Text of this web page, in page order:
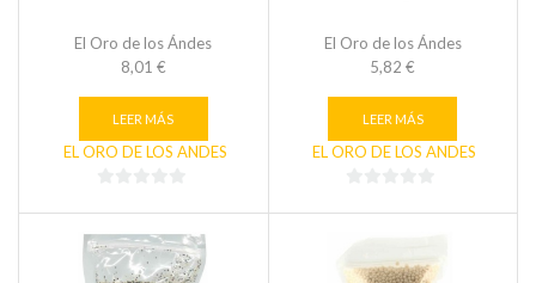
El Oro de los Ándes
8,01 €
LEER MÁS
EL ORO DE LOS ANDES
5
El Oro de los Ándes
5,82€
LEER MÁS
EL ORO DE LOS ANDES